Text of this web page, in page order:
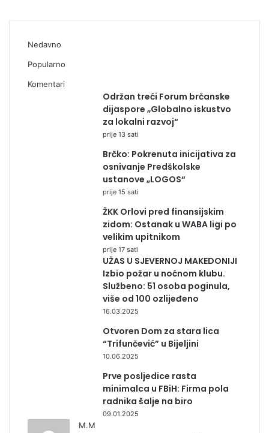
Nedavno
Popularno
Komentari
Održan treći Forum brčanske
dijaspore „Globalno iskustvo
za lokalni razvoj“
prije 13 sati
Brčko: Pokrenuta inicijativa za
osnivanje Predškolske
ustanove „LOGOS“
prije 15 sati
ŽKK Orlovi pred finansijskim
zidom: Ostanak u WABA ligi po
velikim upitnikom
prije 17 sati
UŽAS U SJEVERNOJ MAKEDONIJI
Izbio požar u noćnom klubu.
Službeno: 51 osoba poginula,
više od 100 ozlijeđeno
16.03.2025
Otvoren Dom za stara lica
“Trifunčević” u Bijeljini
10.06.2025
Prve posljedice rasta
minimalca u FBiH: Firma pola
radnika šalje na biro
09.01.2025
М.М